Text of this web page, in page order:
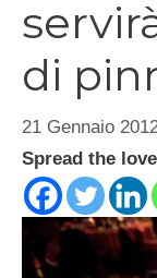
di
21 Gennaio
Spread the love